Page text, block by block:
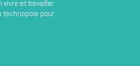
vivre et travailler
technopole pour